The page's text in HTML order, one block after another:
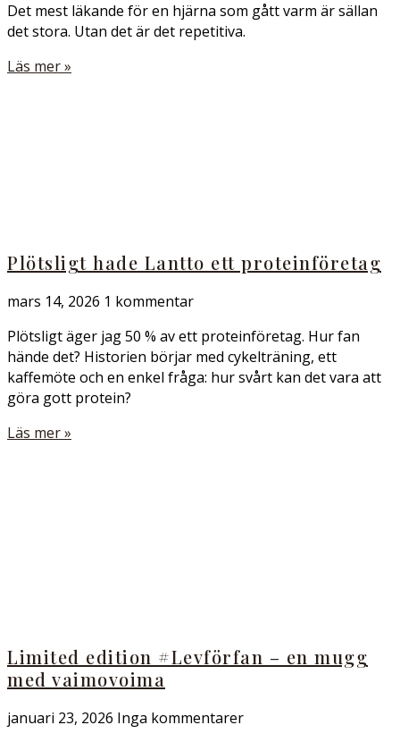
Det mest läkande för en hjärna som gått varm är sällan
det stora. Utan det är det repetitiva.
Läs mer »
Plötsligt hade Lantto ett proteinföretag
mars 14, 2026 1 kommentar
Plötsligt äger jag 50 % av ett proteinföretag. Hur fan
hände det? Historien börjar med cykelträning, ett
kaffemöte och en enkel fråga: hur svårt kan det vara att
göra gott protein?
Läs mer »
Limited edition #Levförfan – en mugg
med vaimovoima
januari 23, 2026 Inga kommentarer